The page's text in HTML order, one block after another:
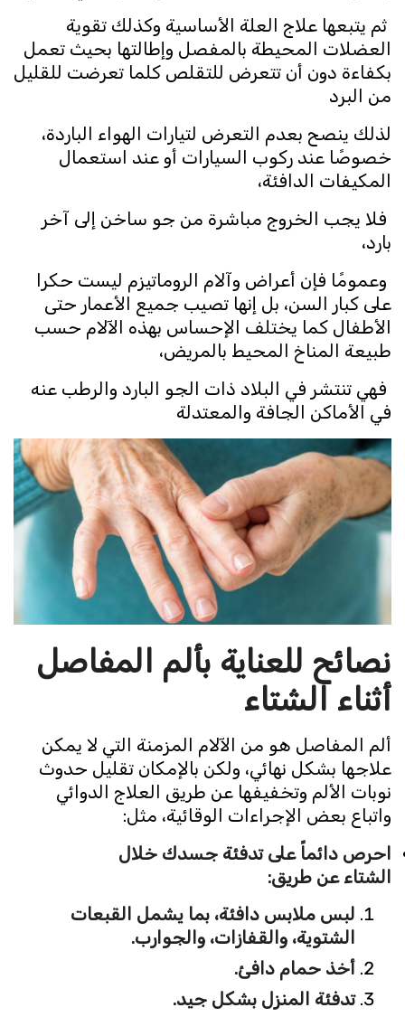
ثم يتبعها علاج العلة الأساسية وكذلك تقوية
العضلات المحيطة بالمفصل وإطالتها بحيث تعمل
بكفاءة دون أن تتعرض للتقلص كلما تعرضت للقليل
من البرد
لذلك ينصح بعدم التعرض لتيارات الهواء الباردة،
خصوصًا عند ركوب السيارات أو عند استعمال
المكيفات الدافئة،
فلا يجب الخروج مباشرة من جو ساخن إلى آخر
بارد،
وعمومًا فإن أعراض وآلام الروماتيزم ليست حكرا
على كبار السن، بل إنها تصيب جميع الأعمار حتى
الأطفال كما يختلف الإحساس بهذه الآلام حسب
طبيعة المناخ المحيط بالمريض،
فهي تنتشر في البلاد ذات الجو البارد والرطب عنه
في الأماكن الجافة والمعتدلة
نصائح للعناية بألم المفاصل
أثناء الشتاء
ألم المفاصل هو من الآلام المزمنة التي لا يمكن
علاجها بشكل نهائي، ولكن بالإمكان تقليل حدوث
نوبات الألم وتخفيفها عن طريق العلاج الدوائي
واتباع بعض الإجراءات الوقائية، مثل:
احرص دائماً على تدفئة جسدك خلال
الشتاء عن طريق:
لبس ملابس دافئة، بما يشمل القبعات
الشتوية، والقفازات، والجوارب.
أخذ حمام دافئ.
تدفئة المنزل بشكل جيد.